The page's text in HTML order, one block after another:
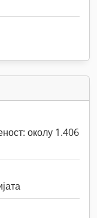
околу 1.406